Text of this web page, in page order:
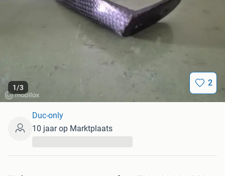
1/3 2
Duc-only
10 jaar op Marktplaats